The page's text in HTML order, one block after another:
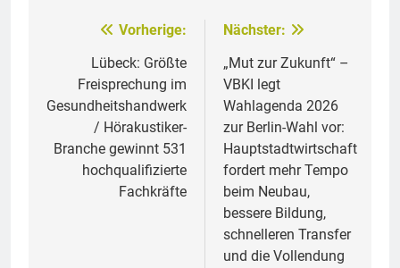
Beitragsnavigation
Vorherige:
Lübeck: Größte
Freisprechung im
Gesundheitshandwerk
/ Hörakustiker-
Branche gewinnt 531
hochqualifizierte
Fachkräfte
Nächster:
„Mut zur Zukunft“ –
VBKI legt
Wahlagenda 2026
zur Berlin-Wahl vor:
Hauptstadtwirtschaft
fordert mehr Tempo
beim Neubau,
bessere Bildung,
schnelleren Transfer
und die Vollendung